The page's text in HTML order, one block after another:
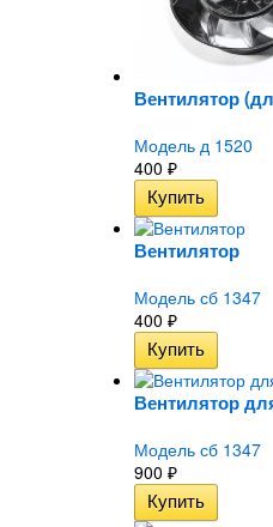
Вентилятор
Модель д 1520
400 ₽
Вентилятор
Модель сб 1347
400 ₽
Вентилятор
Модель сб 1347
900 ₽